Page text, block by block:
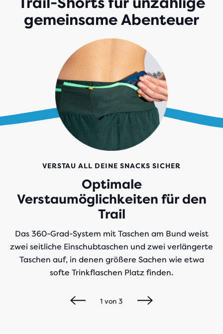
gemeinsame Abenteuer
VERSTAU ALL DEINE SNACKS SICHER
Optimale
Verstaumöglichkeiten für den
Trail
Das 360-Grad-System mit Taschen am Bund weist
zwei seitliche Einschubtaschen und zwei verlängerte
Taschen auf, in denen größere Sachen wie etwa
softe Trinkflaschen Platz finden.
1 von 3